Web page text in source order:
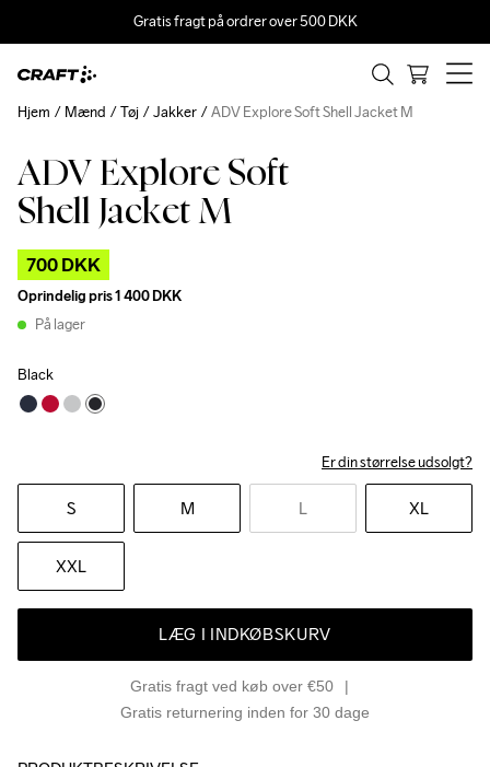
Gratis fragt på ordrer over 500 DKK
ADV Explore Soft
Shell Jacket M
700 DKK
Oprindelig pris1 400 DKK
På lager
Black
Er din størrelse udsolgt?
S M L XL
XXL
LÆG I INDKØBSKURV
Gratis fragt ved køb over €50
Gratis returnering inden for 30 dage
Hjem Mænd Tøj Jakker ADV Explore Soft Shell Jacket M
Outlet Recycled